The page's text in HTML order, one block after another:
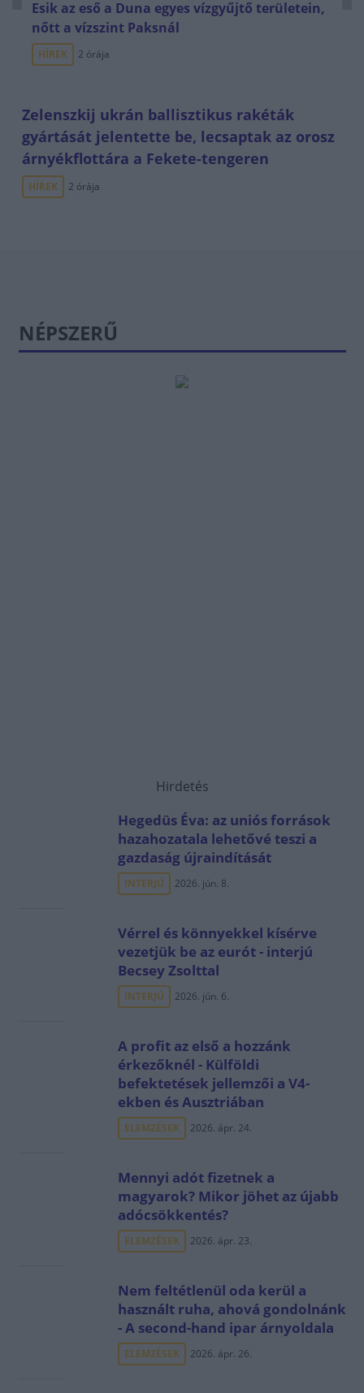
Esik az eső a Duna egyes vízgyűjtő területein,
nőtt a vízszint Paksnál
HÍREK 2 órája
Zelenszkij ukrán ballisztikus rakéták
gyártását jelentette be, lecsaptak az orosz
árnyékflottára a Fekete-tengeren
HÍREK 2 órája
NÉPSZERŰ
Hirdetés
Hegedüs Éva: az uniós források
hazahozatala lehetővé teszi a
gazdaság újraindítását
INTERJÚ 2026. jún. 8.
Vérrel és könnyekkel kísérve
vezetjük be az eurót - interjú
Becsey Zsolttal
INTERJÚ 2026. jún. 6.
A profit az első a hozzánk
érkezőknél - Külföldi
befektetések jellemzői a V4-
ekben és Ausztriában
ELEMZÉSEK 2026. ápr. 24.
Mennyi adót fizetnek a
magyarok? Mikor jöhet az újabb
adócsökkentés?
ELEMZÉSEK 2026. ápr. 23.
Nem feltétlenül oda kerül a
használt ruha, ahová gondolnánk
- A second-hand ipar árnyoldala
ELEMZÉSEK 2026. ápr. 26.